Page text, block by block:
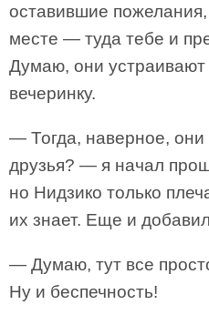
оставившие
месте — туда тебе и
Думаю, они
вечеринку.
— Тогда, наверное, они
друзья? — я начал
но Нидзико только
их знает. Еще и
— Думаю, тут все
Ну и беспечность!